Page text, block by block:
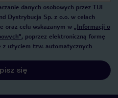
danych osobowych przez TUI
Dystrybucja Sp. z o.o. w celach
oraz celu wskazanym w „Informacji o
, poprzez elektroniczną formę
użyciem tzw. automatycznych
się